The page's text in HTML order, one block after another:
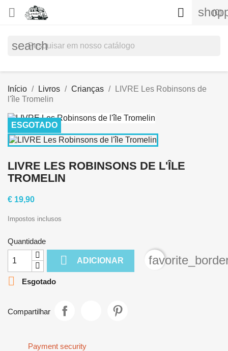
 (0)

search
Início Livros Crianças
LIVRE Les Robinsons de
l'île Tromelin
ESGOTADO
LIVRE LES ROBINSONS DE L'ÎLE
TROMELIN
€ 19,90
Impostos inclusos
Quantidade
 ADICIONAR

Esgotado
Compartilhar
Payment security